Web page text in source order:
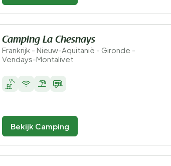
Camping La Chesnays
Frankrijk - Nieuw-Aquitanië - Gironde -
Vendays-Montalivet
Bekijk Camping